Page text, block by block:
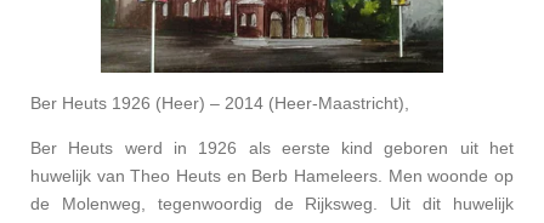
Ber Heuts 1926 (Heer) – 2014 (Heer-Maastricht),
Ber Heuts werd in 1926 als eerste kind geboren uit het
huwelijk van Theo Heuts en Berb Hameleers. Men woonde op
de Molenweg, tegenwoordig de Rijksweg. Uit dit huwelijk